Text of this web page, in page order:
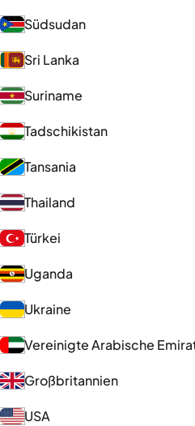
Südsudan
Sri Lanka
Suriname
Tadschikistan
Tansania
Thailand
Türkei
Uganda
Ukraine
Vereinigte Arabische
Großbritannien
USA